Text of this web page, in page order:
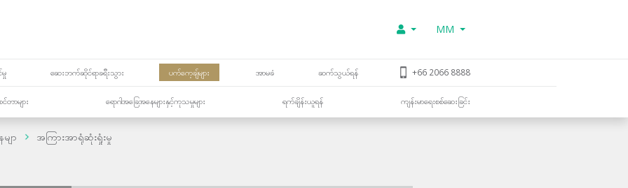
MM
မှု ဆေးဘက်ဆိုင်ရာခရီးသွား ပက်ကေ့ချ်များ အာမခံ ဆက်သွယ်ရန် +66 2066 8888
ာများ ရောဂါအခြေအနေများနှင့်ကုသမှုများ ရက်ချိန်းယူရန် ကျန်းမာရေးစစ်ဆေးခြင်း
ျာ အကြားအာရုံဆုံးရှုံးမှု